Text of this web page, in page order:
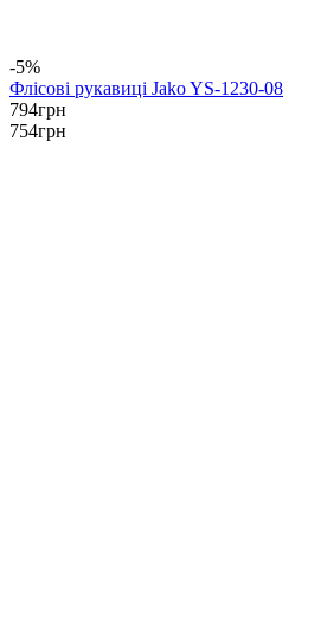
-5%
Флісові рукавиці Jako YS-1230-08
794грн
754грн